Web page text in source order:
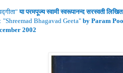
"या परमपूज्य स्वामीस्वरूपानन्दसरस्वती
: "Shreemad Bhagavad Geeta" by Param
2002